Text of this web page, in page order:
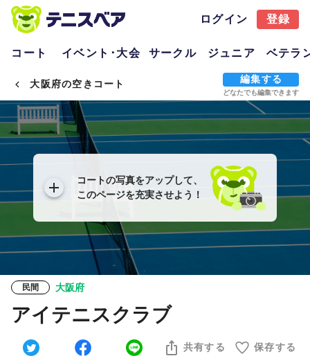
ログイン 登録
コート イベント･大会 サークル ジュニア ベテラ
大阪府の空きコート 編集する
どなたでも編集できます
コートの写真をアップして、
このページを充実させよう！
民間 大阪府
アイテニスクラブ
共有する 保存する